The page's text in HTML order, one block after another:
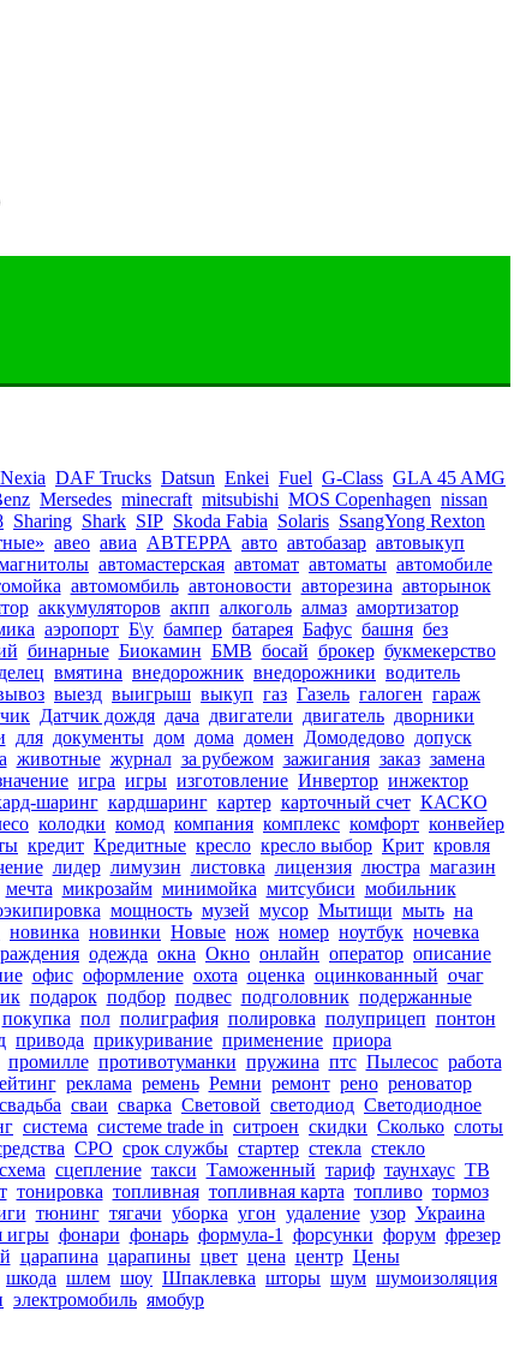
DAF Trucks Datsun Enkei Fuel G-Class GLA 45 AMG
Mersedes minecraft mitsubishi MOS Copenhagen nissan
Sharing Shark SIP Skoda Fabia Solaris SsangYong Rexton
авео авиа АВТЕРРА авто автобазар автовыкуп
автомастерская автомат автоматы автомобиле
автомомбиль автоновости авторезина авторынок
аккумуляторов акпп алкоголь алмаз амортизатор
аэропорт Б\у бампер батарея Бафус башня без
бинарные Биокамин БМВ босай брокер букмекерство
вмятина внедорожник внедорожники водитель
выезд выигрыш выкуп газ Газель галоген гараж
Датчик дождя дача двигатели двигатель дворники
для документы дом дома домен Домодедово допуск
животные журнал за рубежом зажигания заказ замена
игра игры изготовление Инвертор инжектор
шаринг кардшаринг картер карточный счет КАСКО
колодки комод компания комплекс комфорт конвейер
кредит Кредитные кресло кресло выбор Крит кровля
лидер лимузин листовка лицензия люстра магазин
мечта микрозайм минимойка митсубиси мобильник
мощность музей мусор Мытищи мыть на
новинка новинки Новые нож номер ноутбук ночевка
одежда окна Окно онлайн оператор описание
офис оформление охота оценка оцинкованный очаг
подарок подбор подвес подголовник подержанные
покупка пол полиграфия полировка полуприцеп понтон
привода прикуривание применение приора
промилле противотуманки пружина птс Пылесос работа
реклама ремень Ремни ремонт рено реноватор
свадьба сваи сварка Световой светодиод Светодиодное
система системе trade in ситроен скидки Сколько слоты
СРО срок службы стартер стекла стекло
схема сцепление такси Таможенный тариф таунхаус ТВ
тонировка топливная топливная карта топливо тормоз
тюнинг тягачи уборка угон удаление узор Украина
игры фонари фонарь формула-1 форсунки форум фрезер
царапина царапины цвет цена центр Цены
шкода шлем шоу Шпаклевка шторы шум шумоизоляция
электромобиль ямобур